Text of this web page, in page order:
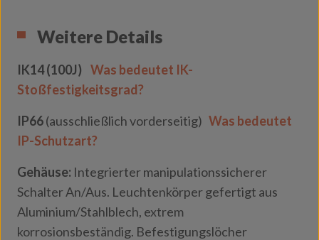
Weitere Details
IK14 (100J) Was bedeutet IK-
Stoßfestigkeitsgrad?
IP66(ausschließlich vorderseitig) Was bedeutet
IP-Schutzart?
Gehäuse: Integrierter manipulationssicherer
Schalter An/Aus. Leuchtenkörper gefertigt aus
Aluminium/Stahlblech, extrem
korrosionsbeständig. Befestigungslöcher